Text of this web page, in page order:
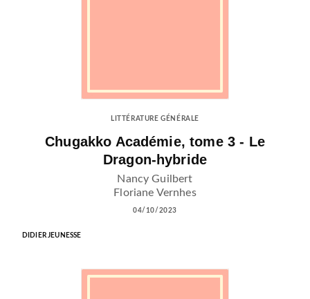
LITTÉRATURE GÉNÉRALE
Chugakko Académie, tome 3 - Le
Dragon-hybride
Nancy Guilbert
Floriane Vernhes
04/10/2023
DIDIER JEUNESSE